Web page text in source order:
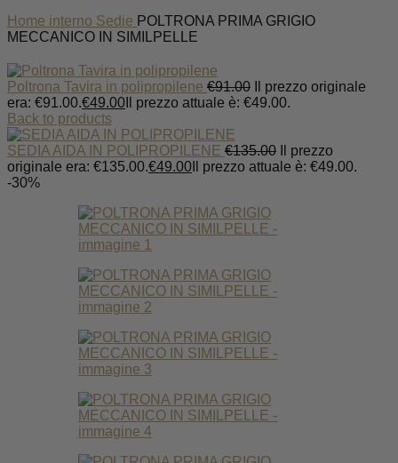
Home interno Sedie POLTRONA PRIMA GRIGIO
MECCANICO IN SIMILPELLE
Poltrona Tavira in polipropilene €91.00
Il prezzo originale
era: €91.00.€49.00 Il prezzo attuale è: €49.00.
Back to products
SEDIA AIDA IN POLIPROPILENE €135.00
Il prezzo
originale era: €135.00.€49.00 Il prezzo attuale è: €49.00.
-30%